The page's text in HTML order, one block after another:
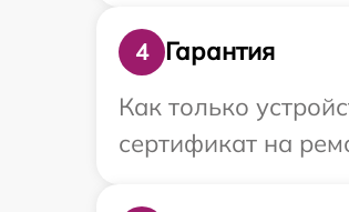
4
Гарантия
Как только
сертификат на